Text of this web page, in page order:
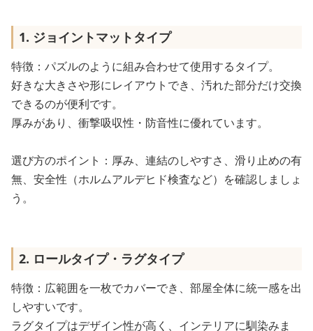
1. ジョイントマットタイプ
特徴：パズルのように組み合わせて使用するタイプ。
好きな大きさや形にレイアウトでき、汚れた部分だけ交換
できるのが便利です。
厚みがあり、衝撃吸収性・防音性に優れています。
選び方のポイント：厚み、連結のしやすさ、滑り止めの有
無、安全性（ホルムアルデヒド検査など）を確認しましょ
う。
2. ロールタイプ・ラグタイプ
特徴：広範囲を一枚でカバーでき、部屋全体に統一感を出
しやすいです。
ラグタイプはデザイン性が高く、インテリアに馴染みま